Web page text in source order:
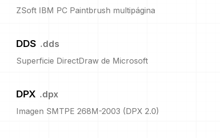
ZSoft IBM PC Paintbrush multipágina
DDS .dds
Superficie DirectDraw de Microsoft
DPX .dpx
Imagen SMTPE 268M-2003 (DPX 2.0)